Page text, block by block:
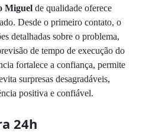
Miguel de qualidade oferece
Desde o primeiro contato, o
detalhadas sobre o problema,
de tempo de execução do
fortalece a confiança, permite
surpresas desagradáveis,
positiva e confiável.
24h